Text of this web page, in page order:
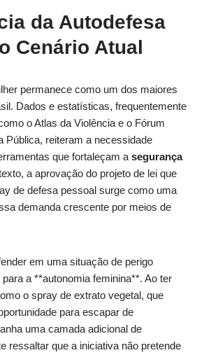
da Autodefesa
Cenário Atual
permanece como um dos maiores
Dados e estatísticas, frequentemente
o Atlas da Violência e o Fórum
Pública, reiteram a necessidade
que fortaleçam a segurança
a aprovação do projeto de lei que
de defesa pessoal surge como uma
demanda crescente por meios de
em uma situação de perigo
a **autonomia feminina**. Ao ter
o spray de extrato vegetal, que
para escapar de
uma camada adicional de
ressaltar que a iniciativa não pretende